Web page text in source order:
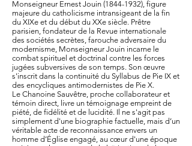
Monseigneur Ernest Jouin (1844-1932), figure
majeure du catholicisme intransigeant de la fin
du XIXe et du début du XXe siècle. Prêtre
parisien, fondateur de la Revue internationale
des sociétés secrètes, farouche adversaire du
modernisme, Monseigneur Jouin incarne le
combat spirituel et doctrinal contre les forces
jugées subversives de son temps. Son œuvre
s'inscrit dans la continuité du Syllabus de Pie IX et
des encycliques antimodernistes de Pie X.
Le Chanoine Sauvêtre, proche collaborateur et
témoin direct, livre un témoignage empreint de
piété, de fidélité et de lucidité. Il ne s'agit pas
simplement d'une biographie factuelle, mais d’un
véritable acte de reconnaissance envers un
homme d’Église engagé, au cœur d'une époque